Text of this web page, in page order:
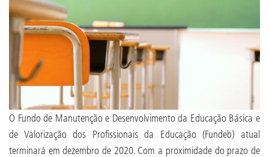
O Fundo de Manutenção e Desenvolvimento da Educação Básica e
de Valorização dos Profissionais da Educação (Fundeb) atual
terminará em dezembro de 2020. Com a proximidade do prazo de